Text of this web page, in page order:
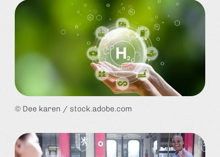
© Dee karen / stock.adobe.com